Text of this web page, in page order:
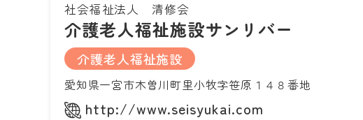
社会福祉法人 清修会
介護老人福祉施設サンリバー
介護老人福祉施設
愛知県一宮市木曽川町里小牧字笹原１４８番地
http://www.seisyukai.com